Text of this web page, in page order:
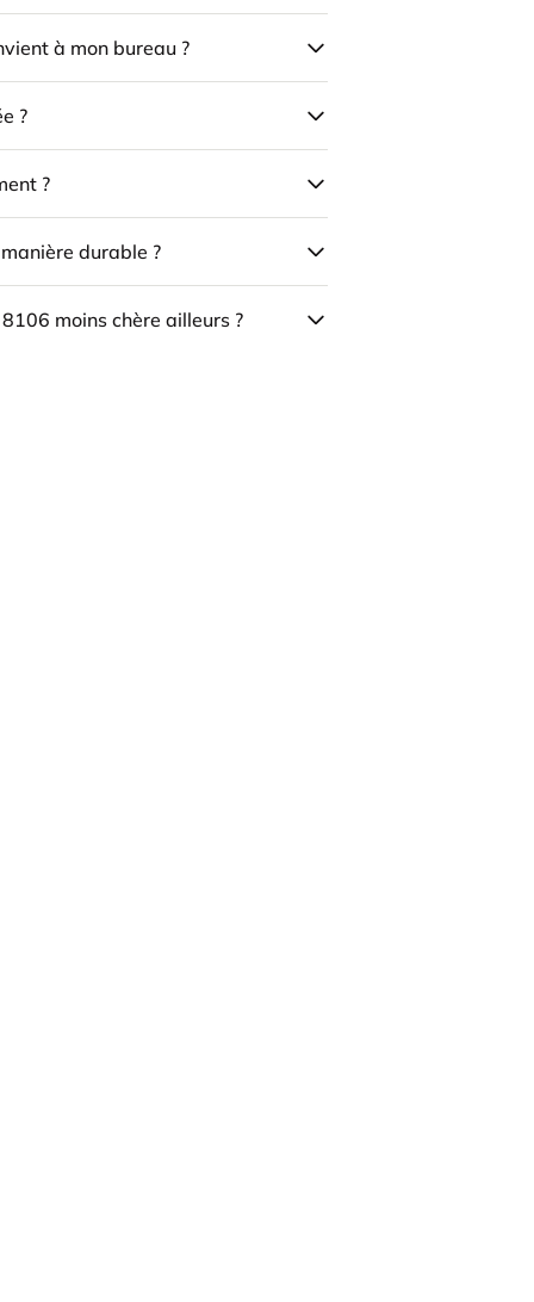
à mon bureau ?
?
?
durable ?
moins chère ailleurs ?